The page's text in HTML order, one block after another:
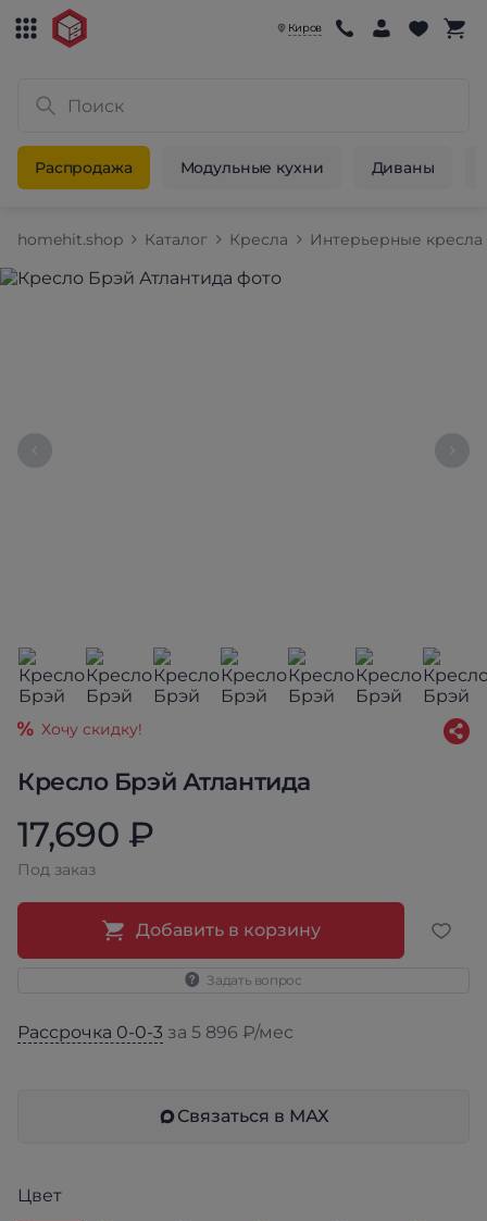
Киров
Распродажа Модульные кухни Диваны
homehit.shop Каталог Кресла Интерьерные кресла
Кресло Брэй Атлантида
Хочу скидку!
17,690 ₽
Под заказ
Добавить в корзину
Задать вопрос
Рассрочка 0-0-3 за 5 896 ₽/мес
Связаться в МАХ
Цвет